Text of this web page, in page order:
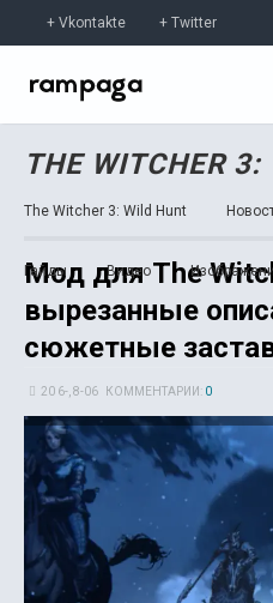
Vkontakte Twitter
THE WITCHER
The Witcher 3: Wild Hunt
Гайды Видео
Мод для The
вырезанные
сюжетные
20 6-, 8-06 КОММЕНТАРИИ: 0